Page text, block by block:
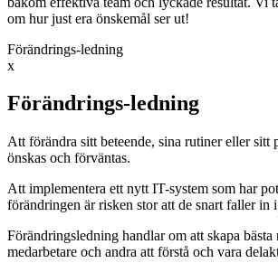
om hur just era önskemål ser ut!
Förändrings-ledning
x
Förändrings-ledning
Att förändra sitt beteende, sina rutiner eller
önskas och förväntas.
Att implementera ett nytt IT-system som har
förändringen är risken stor att de snart faller in
Förändringsledning handlar om att skapa
medarbetare och andra att förstå och vara